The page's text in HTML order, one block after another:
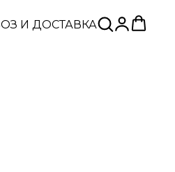
И ДОСТАВКА